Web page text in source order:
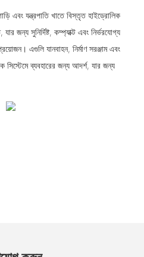
এবং যন্ত্রপাতি খাতে বিস্তৃত হাইড্রোলিক
জন্য সুনির্দিষ্ট, কম্প্যাক্ট এবং নির্ভরযোগ্য
এগুলি যানবাহন, নির্মাণ সরঞ্জাম এবং
সিস্টেমে ব্যবহারের জন্য আদর্শ, যার জন্য